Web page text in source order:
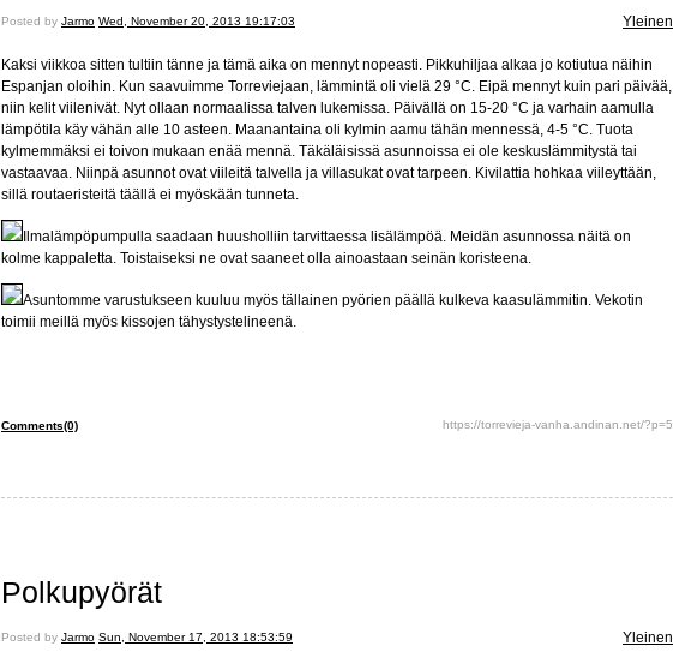
Yleinen
Posted by JarmoPosted
Wed, November 20, 2013 19:17:03
Kaksi viikkoa sitten tultiin tänne ja tämä aika on mennyt nopeasti. Pikkuhiljaa alkaa jo kotiutua näihin
Espanjan oloihin. Kun saavuimme Torreviejaan, lämmintä oli vielä 29 °C. Eipä mennyt kuin pari päivää,
niin kelit viilenivät. Nyt ollaan normaalissa talven lukemissa. Päivällä on 15-20 °C ja varhain aamulla
lämpötila käy vähän alle 10 asteen. Maanantaina oli kylmin aamu tähän mennessä, 4-5 °C. Tuota
kylmemmäksi ei toivon mukaan enää mennä. Täkäläisissä asunnoissa ei ole keskuslämmitystä tai
vastaavaa. Niinpä asunnot ovat viileitä talvella ja villasukat ovat tarpeen. Kivilattia hohkaa viileyttään,
sillä routaeristeitä täällä ei myöskään tunneta.
Ilmalämpöpumpulla saadaan huusholliin tarvittaessa lisälämpöä. Meidän asunnossa näitä on
kolme kappaletta. Toistaiseksi ne ovat saaneet olla ainoastaan seinän koristeena.
Asuntomme varustukseen kuuluu myös tällainen pyörien päällä kulkeva kaasulämmitin. Vekotin
toimii meillä myös kissojen tähystystelineenä.
Comments(0) https://torrevieja-vanha.andinan.net/?p=5
Polkupyörät
Yleinen
Posted by JarmoPosted
Sun, November 17, 2013 18:53:59